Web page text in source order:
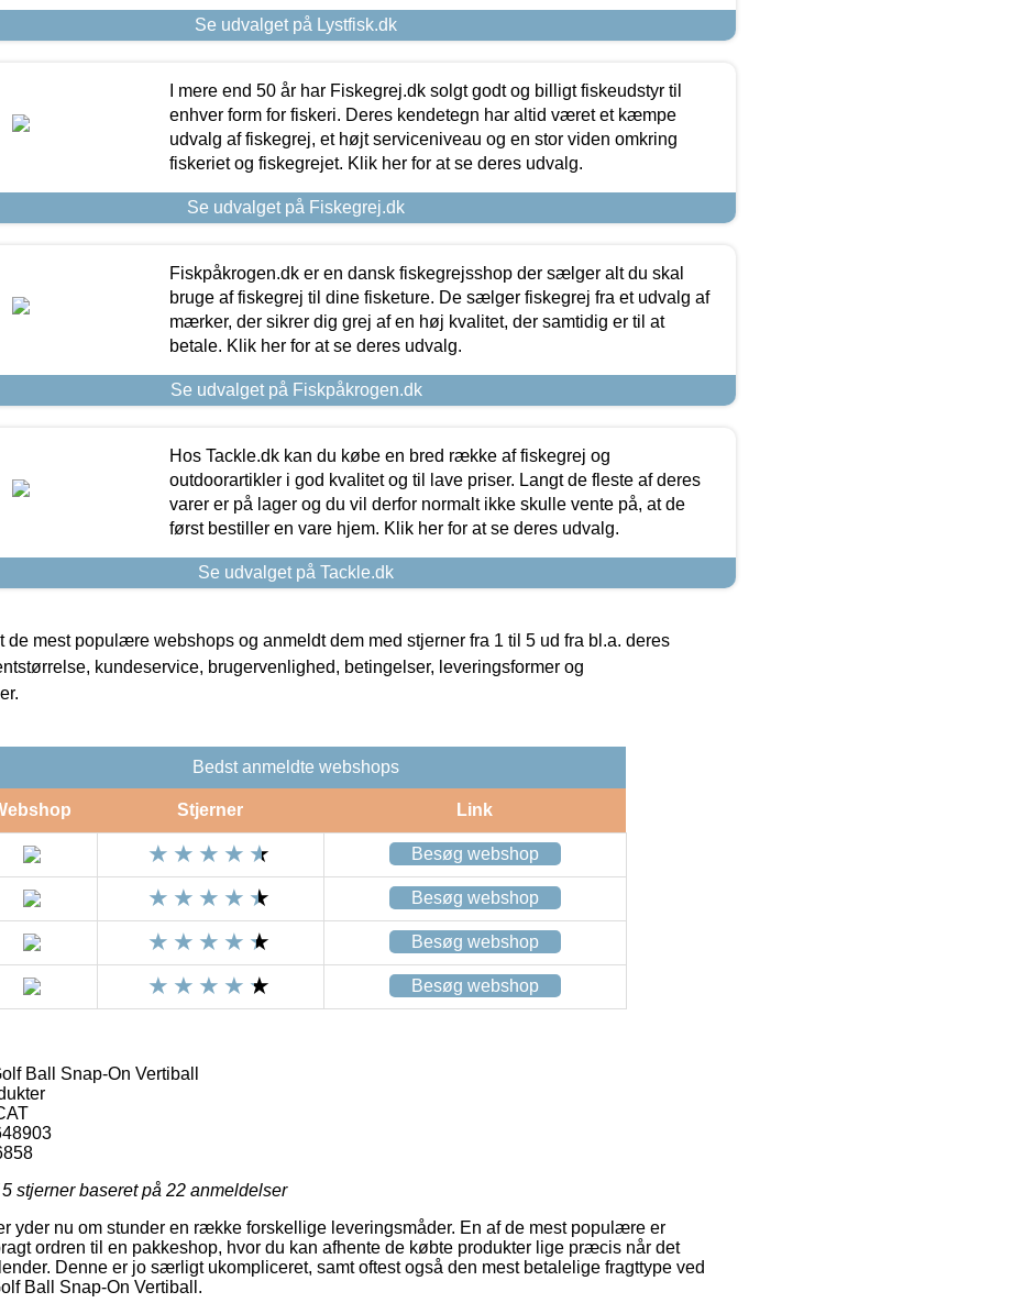
Se udvalget på Lystfisk.dk
I mere end 50 år har Fiskegrej.dk solgt godt og billigt fiskeudstyr til
enhver form for fiskeri. Deres kendetegn har altid været et kæmpe
udvalg af fiskegrej, et højt serviceniveau og en stor viden omkring
fiskeriet og fiskegrejet. Klik her for at se deres udvalg.
Se udvalget på Fiskegrej.dk
Fiskpåkrogen.dk er en dansk fiskegrejsshop der sælger alt du skal
bruge af fiskegrej til dine fisketure. De sælger fiskegrej fra et udvalg af
mærker, der sikrer dig grej af en høj kvalitet, der samtidig er til at
betale. Klik her for at se deres udvalg.
Se udvalget på Fiskpåkrogen.dk
Hos Tackle.dk kan du købe en bred række af fiskegrej og
outdoorartikler i god kvalitet og til lave priser. Langt de fleste af deres
varer er på lager og du vil derfor normalt ikke skulle vente på, at de
først bestiller en vare hjem. Klik her for at se deres udvalg.
Se udvalget på Tackle.dk
de mest populære webshops og anmeldt dem med stjerner fra 1 til 5 ud fra bl.a. deres
kundeservice, brugervenlighed, betingelser, leveringsformer og
Bedst anmeldte webshops
Stjerner Link
Besøg webshop
Besøg webshop
Besøg webshop
Besøg webshop
Ball Snap-On Vertiball
stjerner baseret på 22 anmeldelser
yder nu om stunder en række forskellige leveringsmåder. En af de mest populære er
ordren til en pakkeshop, hvor du kan afhente de købte produkter lige præcis når det
Denne er jo særligt ukompliceret, samt oftest også den mest betalelige fragttype ved
Ball Snap-On Vertiball.